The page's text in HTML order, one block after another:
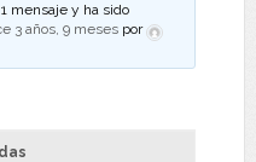
mensaje y ha sido
3 años, 9 meses por